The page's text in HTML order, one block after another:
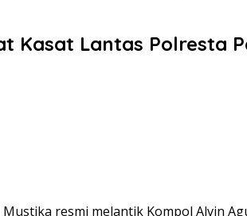
Kasat Lantas Polresta
resmi melantik Kompol Alvin